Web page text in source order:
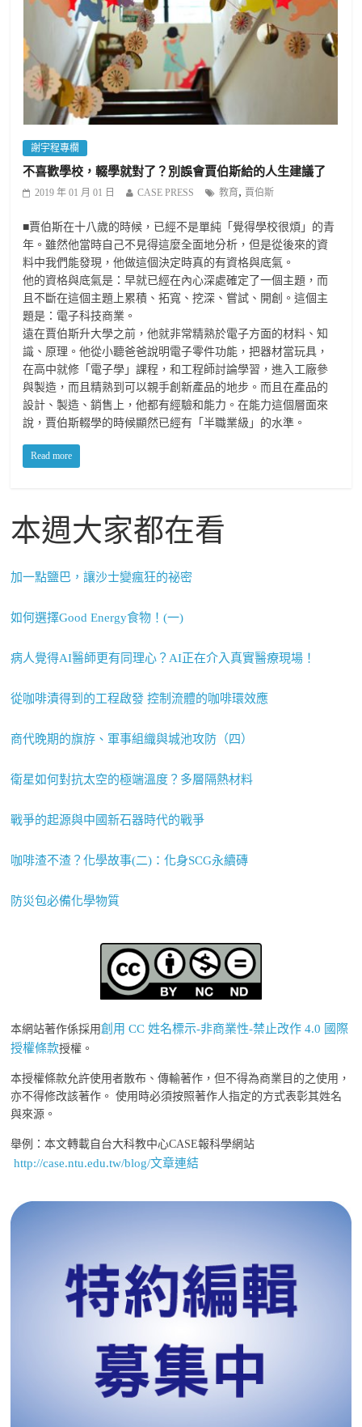
謝宇程專欄
不喜歡學校，輟學就對了？別誤會賈伯斯給的人生建議了
2019 年 01 月 01 日 CASE PRESS 教育, 賈伯斯
■賈伯斯在十八歲的時候，已經不是單純「覺得學校很煩」的青
年。雖然他當時自己不見得這麼全面地分析，但是從後來的資
料中我們能發現，他做這個決定時真的有資格與底氣。
他的資格與底氣是：早就已經在內心深處確定了一個主題，而
且不斷在這個主題上累積、拓寬、挖深、嘗試、開創。這個主
題是：電子科技商業。
遠在賈伯斯升大學之前，他就非常精熟於電子方面的材料、知
識、原理。他從小聽爸爸說明電子零件功能，把器材當玩具，
在高中就修「電子學」課程，和工程師討論學習，進入工廠參
與製造，而且精熟到可以親手創新產品的地步。而且在產品的
設計、製造、銷售上，他都有經驗和能力。在能力這個層面來
說，賈伯斯輟學的時候顯然已經有「半職業級」的水準。
Read more
本週大家都在看
加一點鹽巴，讓沙士變瘋狂的祕密
如何選擇Good Energy食物！(一)
病人覺得AI醫師更有同理心？AI正在介入真實醫療現場！
從咖啡漬得到的工程啟發 控制流體的咖啡環效應
商代晚期的旗斿、軍事組織與城池攻防（四）
衛星如何對抗太空的極端溫度？多層隔熱材料
戰爭的起源與中國新石器時代的戰爭
咖啡渣不渣？化學故事(二)：化身SCG永續磚
防災包必備化學物質
本網站著作係採用創用 CC 姓名標示-非商業性-禁止改作 4.0 國際
授權條款授權。
本授權條款允許使用者散布、傳輸著作，但不得為商業目的之使用，
亦不得修改該著作。 使用時必須按照著作人指定的方式表彰其姓名
與來源。
舉例：本文轉載自台大科教中心CASE報科學網站
http://case.ntu.edu.tw/blog/文章連結